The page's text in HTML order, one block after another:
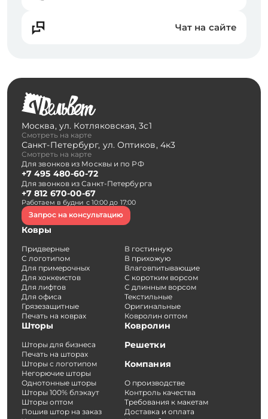
Чат на сайте
Москва, ул. Котляковская, 3с1
Смотреть на карте
Санкт-Петербург, ул. Оптиков, 4к3
Смотреть на карте
Для звонков из Москвы и по РФ
+7 495 480-60-72
Для звонков из Санкт-Петербурга
+7 812 670-00-67
Работаем в будни с 10:00 до 17:00
Запрос на консультацию
Ковры
Придверные
С логотипом
Для примерочных
Для хоккеистов
Для лифтов
Для офиса
Грязезащитные
Печать на коврах
В гостинную
В прихожую
Влаговпитывающие
С коротким ворсом
С длинным ворсом
Текстильные
Оригинальные
Ковролин оптом
Шторы
Шторы для бизнеса
Печать на шторах
Шторы с логотипом
Негорючие шторы
Однотонные шторы
Шторы 100% блэкаут
Шторы оптом
Пошив штор на заказ
Ковролин
Решетки
Компания
О производстве
Контроль качества
Требования к макетам
Доставка и оплата